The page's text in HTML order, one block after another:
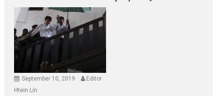
September 10, 2019
Editor
Htein Lin